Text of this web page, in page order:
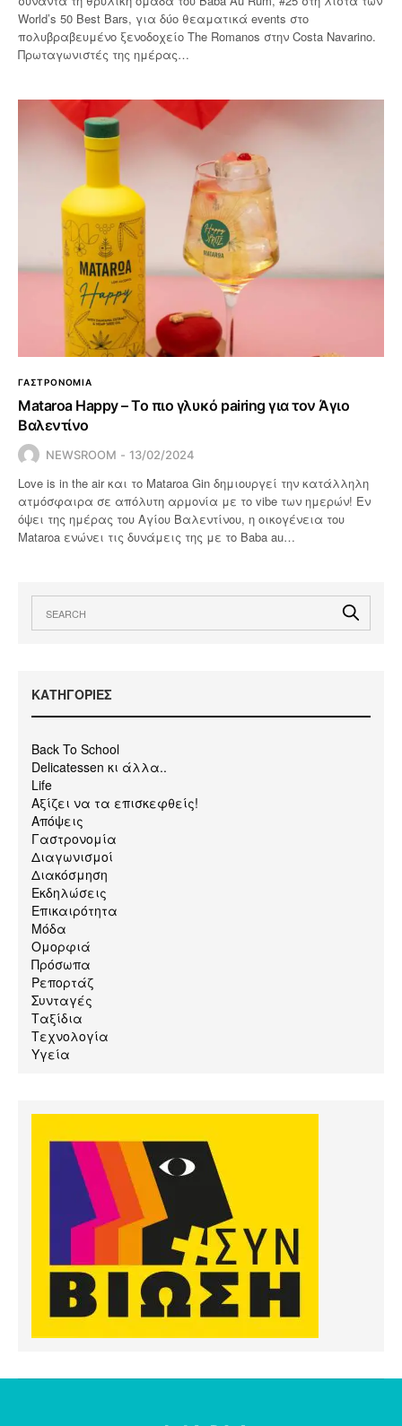
World’s 50 Best Bars, για δύο θεαματικά events στο
πολυβραβευμένο ξενοδοχείο The Romanos στην Costa Navarino.
Πρωταγωνιστές της ημέρας…
ΓΑΣΤΡΟΝΟΜΙΑ
Mataroa Happy – Το πιο γλυκό pairing για τον Άγιο
Βαλεντίνο
NEWSROOM 13/02/2024
Love is in the air και το Mataroa Gin δημιουργεί την κατάλληλη
ατμόσφαιρα σε απόλυτη αρμονία με το vibe των ημερών! Εν
όψει της ημέρας του Αγίου Βαλεντίνου, η οικογένεια του
Mataroa ενώνει τις δυνάμεις της με το Βaba au…
KΑΤΗΓΟΡΙΕΣ
Back To School
Delicatessen κι άλλα..
Life
Αξίζει να τα επισκεφθείς!
Απόψεις
Γαστρονομία
Διαγωνισμοί
Διακόσμηση
Εκδηλώσεις
Επικαιρότητα
Μόδα
Ομορφιά
Πρόσωπα
Ρεπορτάζ
Συνταγές
Ταξίδια
Τεχνολογία
Υγεία